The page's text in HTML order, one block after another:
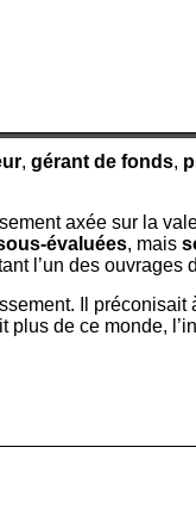
, gérant de fonds,
axée sur la
évaluées, mais
l’un des ouvrages
Il
de ce monde,